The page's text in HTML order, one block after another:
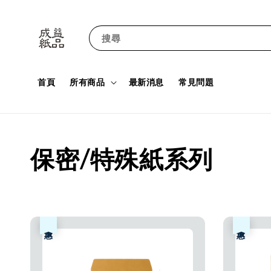
搜尋
首頁 所有商品 最新消息 常見問題
保密/特殊紙系列